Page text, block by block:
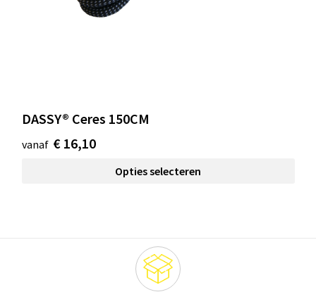
DASSY® Ceres 150CM
vanaf € 16,10
Opties selecteren